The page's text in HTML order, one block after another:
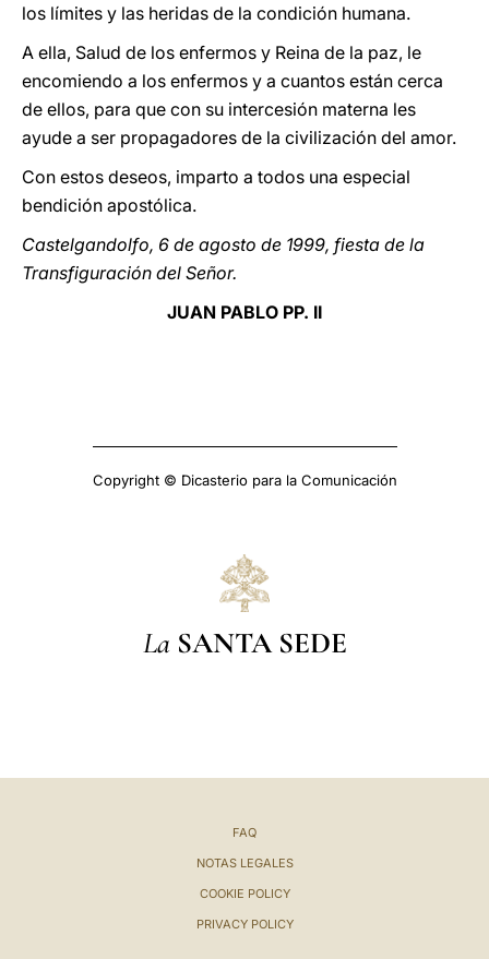
los límites y las heridas de la condición humana.
A ella, Salud de los enfermos y Reina de la paz, le
encomiendo a los enfermos y a cuantos están cerca
de ellos, para que con su intercesión materna les
ayude a ser propagadores de la civilización del amor.
Con estos deseos, imparto a todos una especial
bendición apostólica.
Castelgandolfo, 6 de agosto de 1999, fiesta de la
Transfiguración del Señor.
JUAN PABLO PP. II
Copyright © Dicasterio para la Comunicación
La SANTA SEDE
FAQ
NOTAS LEGALES
COOKIE POLICY
PRIVACY POLICY